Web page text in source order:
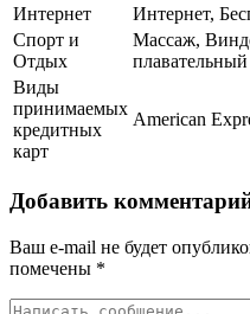
Интернет
Интернет,
Спорт и
Отдых
Массаж,
плавательный
Виды
принимаемых
кредитных
карт
American
Добавить
Ваш e-mail не будет
помечены *